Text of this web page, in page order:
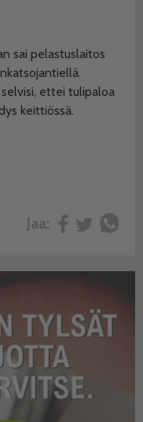
sai pelastuslaitos
ettei tulipaloa
keittiössä.
Jaa: